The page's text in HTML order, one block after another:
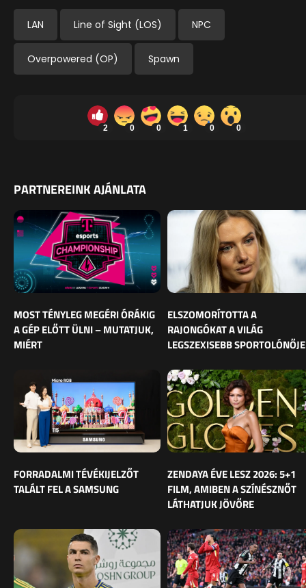
LAN Line of Sight (LOS) NPC
Overpowered (OP) Spawn
2 0 0 1 0 0
PARTNEREINK AJÁNLATA
MOST TÉNYLEG MEGÉRI ÓRÁKIG
A GÉP ELŐTT ÜLNI – MUTATJUK,
MIÉRT
ELSZOMORÍTOTTA A
RAJONGÓKAT A VILÁG
LEGSZEXISEBB SPORTOLÓNŐJE
FORRADALMI TÉVÉKIJELZŐT
TALÁLT FEL A SAMSUNG
ZENDAYA ÉVE LESZ 2026: 5+1
FILM, AMIBEN A SZÍNÉSZNŐT
LÁTHATJUK JÖVŐRE